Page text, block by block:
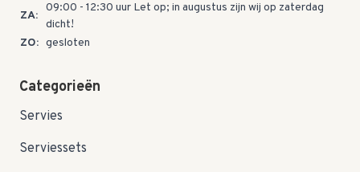
ZA:
09:00 - 12:30 uur Let op; in augustus zijn wij op zaterdag
dicht!
ZO: gesloten
Categorieën
Servies
Serviessets